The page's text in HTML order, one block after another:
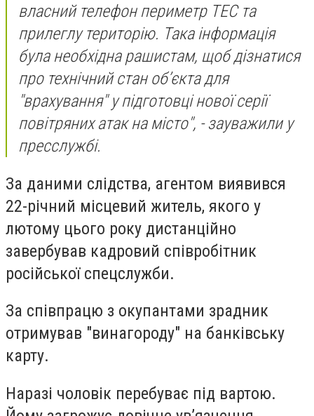
власний телефон периметр ТЕС та
прилеглу територію. Така інформація
була необхідна рашистам, щоб дізнатися
про технічний стан об’єкта для
"врахування" у підготовці нової серії
повітряних атак на місто", - зауважили у
пресслужбі.
За даними слідства, агентом виявився
22-річний місцевий житель, якого у
лютому цього року дистанційно
завербував кадровий співробітник
російської спецслужби.
За співпрацю з окупантами зрадник
отримував "винагороду" на банківську
карту.
Наразі чоловік перебуває під вартою.